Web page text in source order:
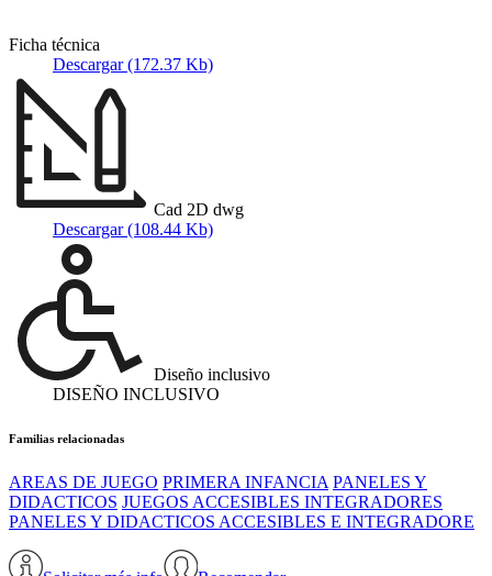
Ficha técnica
Descargar (172.37 Kb)
Cad 2D dwg
Descargar (108.44 Kb)
Diseño inclusivo
DISEÑO INCLUSIVO
Familias relacionadas
AREAS DE JUEGO PRIMERA INFANCIA PANELES Y
DIDACTICOS JUEGOS ACCESIBLES INTEGRADORES
PANELES Y DIDACTICOS ACCESIBLES E INTEGRADORE